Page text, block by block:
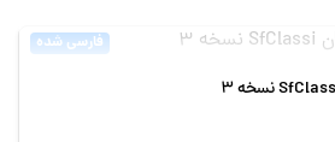
فارسی شده